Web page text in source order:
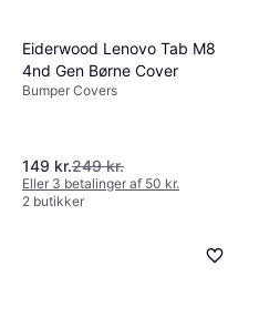
Eiderwood Lenovo Tab M8
4nd Gen Børne Cover
Bumper Covers
149 kr.249 kr.
Eller 3 betalinger af 50 kr.
2 butikker